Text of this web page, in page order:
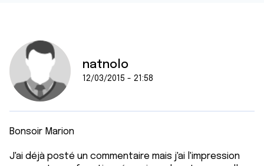
natnolo
12/03/2015 - 21:58
Bonsoir Marion
J'ai déjà posté un commentaire mais j'ai l'impression